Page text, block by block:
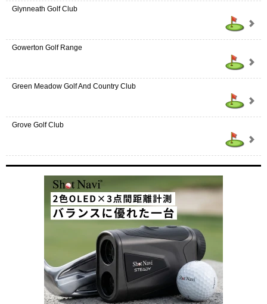
Glynneath Golf Club
Gowerton Golf Range
Green Meadow Golf And Country Club
Grove Golf Club